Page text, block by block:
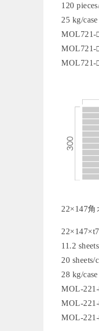
120
25 kg/case
MOL721-
MOL721-
MOL721-
22×147角
11.2
20 sheets/
28 kg/case
MOL-
MOL-
MOL-